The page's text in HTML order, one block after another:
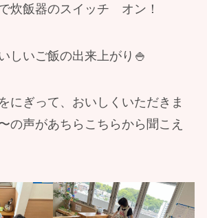
炊飯器のスイッチ オン！
しいご飯の出来上がり🍚
にぎって、おいしくいただきま
の声があちらこちらから聞こえ